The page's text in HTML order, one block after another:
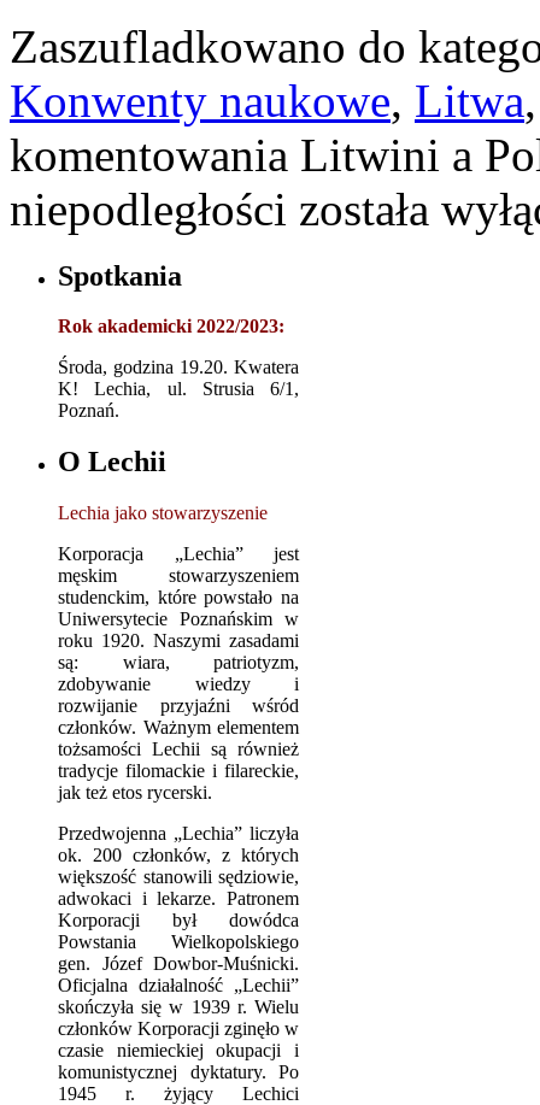
Zaszufladkowano do
Konwenty naukowe, Litwa
komentowania Litwini a
niepodległości została
Spotkania
Rok akademicki 2022/2023:
Środa, godzina 19.20. Kwatera
K! Lechia, ul. Strusia 6/1,
Poznań.
O Lechii
Lechia jako stowarzyszenie
Korporacja „Lechia” jest
męskim stowarzyszeniem
studenckim, które powstało na
Uniwersytecie Poznańskim w
roku 1920. Naszymi zasadami
są: wiara, patriotyzm,
zdobywanie wiedzy i
rozwijanie przyjaźni wśród
członków. Ważnym elementem
tożsamości Lechii są również
tradycje filomackie i filareckie,
jak też etos rycerski.
Przedwojenna „Lechia” liczyła
ok. 200 członków, z których
większość stanowili sędziowie,
adwokaci i lekarze. Patronem
Korporacji był dowódca
Powstania Wielkopolskiego
gen. Józef Dowbor-Muśnicki.
Oficjalna działalność „Lechii”
skończyła się w 1939 r. Wielu
członków Korporacji zginęło w
czasie niemieckiej okupacji i
komunistycznej dyktatury. Po
1945 r. żyjący Lechici